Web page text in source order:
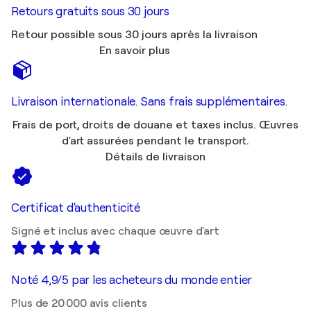
Retours gratuits sous 30 jours
Retour possible sous 30 jours après la livraison
En savoir plus
Livraison internationale. Sans frais supplémentaires.
Frais de port, droits de douane et taxes inclus. Œuvres
d'art assurées pendant le transport.
Détails de livraison
Certificat d'authenticité
Signé et inclus avec chaque œuvre d'art
Noté 4,9/5 par les acheteurs du monde entier
Plus de 20 000 avis clients